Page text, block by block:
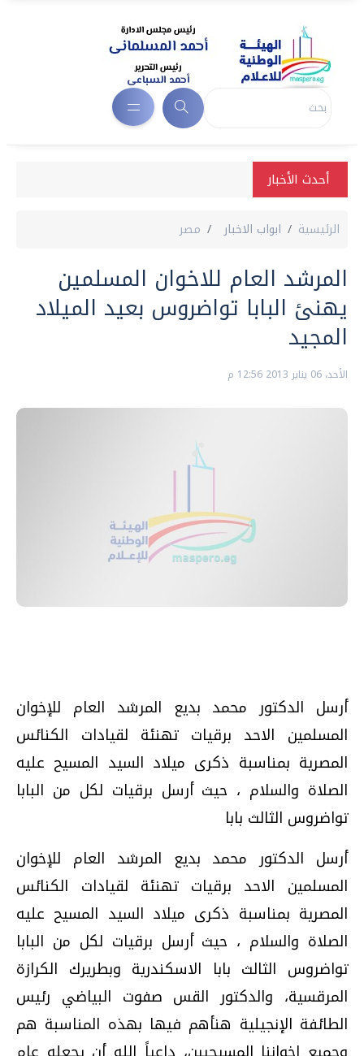
أحدث الأخبار
الرئيسية ابواب الاخبار مصر
المرشد العام للاخوان المسلمين
يهنئ البابا تواضروس بعيد الميلاد
المجيد
الأحد، 06 يناير 2013 12:56 م
أرسل الدكتور محمد بديع المرشد العام للإخوان
المسلمين الاحد برقيات تهنئة لقيادات الكنائس
المصرية بمناسبة ذكرى ميلاد السيد المسيح عليه
الصلاة والسلام ، حيث أرسل برقيات لكل من البابا
تواضروس الثالث بابا
أرسل الدكتور محمد بديع المرشد العام للإخوان
المسلمين الاحد برقيات تهنئة لقيادات الكنائس
المصرية بمناسبة ذكرى ميلاد السيد المسيح عليه
الصلاة والسلام ، حيث أرسل برقيات لكل من البابا
تواضروس الثالث بابا الاسكندرية وبطريرك الكرازة
المرقسية، والدكتور القس صفوت البياضي رئيس
الطائفة الإنجيلية هنأهم فيها بهذه المناسبة هم